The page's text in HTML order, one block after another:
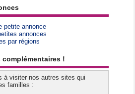
petite annonce
annonces
par régions
!
à visiter nos autres sites qui
familles :